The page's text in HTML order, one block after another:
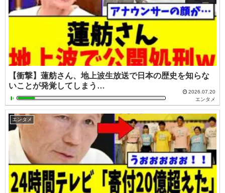
【衝撃】蓮舫さん、地上波生放送で日本の歴史を知らな
いことが発覚してしまう…
2026.07.20
エンタメ
エンタメ